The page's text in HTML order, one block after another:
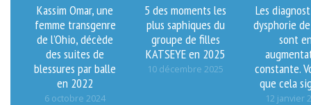
Kassim Omar, une
femme transgenre
de l’Ohio, décède
des suites de
blessures par balle
en 2022
6 octobre 2024
5 des moments les
plus saphiques du
groupe de filles
KATSEYE en 2025
10 décembre 2025
Les
dysphorie
sont
constante.
que cela
12 janvier